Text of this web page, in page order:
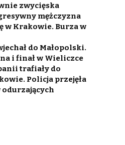
zwycięska
mężczyzna
w Krakowie. Burza w
do Małopolski.
i finał w Wieliczce
trafiały do
Policja przejęła
odurzających